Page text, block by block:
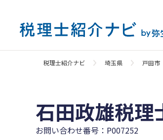
税理士紹介ナビ 埼玉県 戸田市
石田政雄税理
お問い合わせ番号：P007252